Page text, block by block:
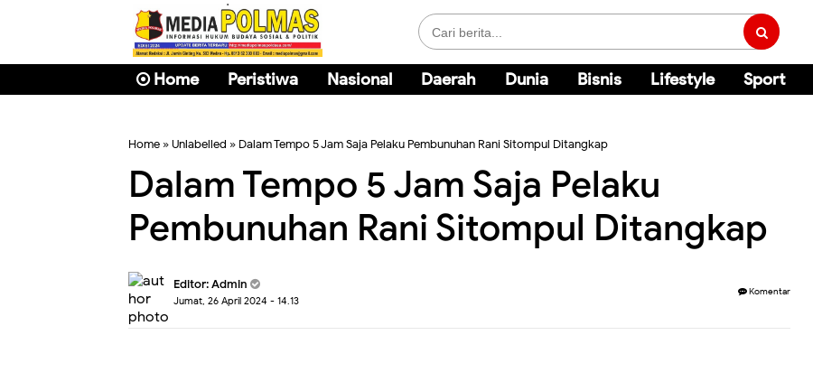
Home Peristiwa Nasional Daerah Dunia Bisnis Lifestyle Sport
Home » Unlabelled » Dalam Tempo 5 Jam Saja Pelaku Pembunuhan Rani Sitompul Ditangkap
Dalam Tempo 5 Jam Saja Pelaku
Pembunuhan Rani Sitompul Ditangkap
Editor: Admin
Jumat, 26 April 2024 - 14.13
Komentar